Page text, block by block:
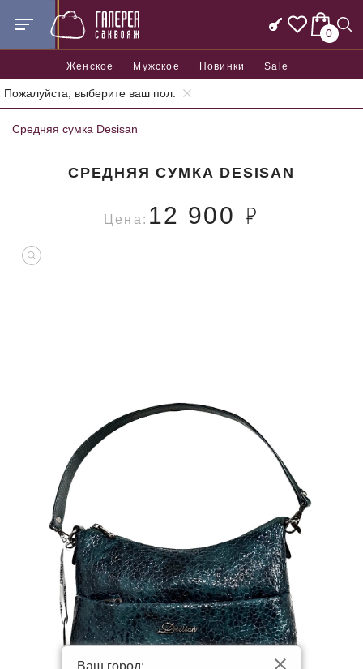
0
Женское Мужское Новинки Sale
Пожалуйста, выберите ваш пол.
Главная Женские сумки Средние женские сумки
Средняя сумка Desisan
СРЕДНЯЯ СУМКА DESISAN
Цена: 12 900
Ваш город: